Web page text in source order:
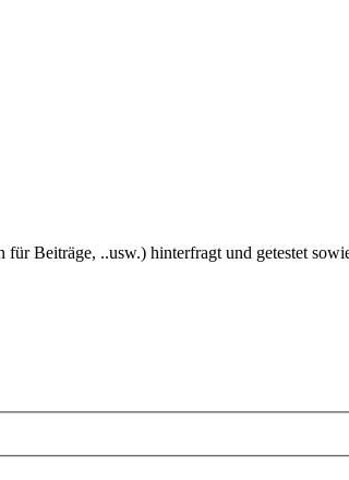
Beiträge, ..usw.) hinterfragt und getestet